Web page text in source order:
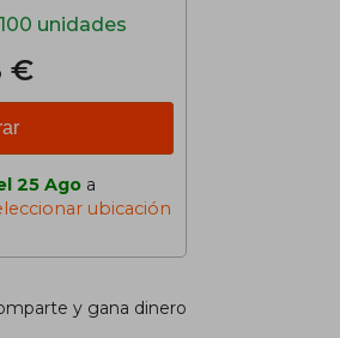
unidades
€
25 Ago a
ubicación
y gana dinero